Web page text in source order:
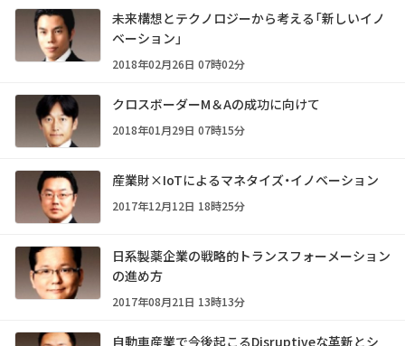
未来構想とテクノロジーから考える「新しいイノ
ベーション」
2018年02月26日 07時02分
クロスボーダーM＆Aの成功に向けて
2018年01月29日 07時15分
産業財×IoTによるマネタイズ・イノベーション
2017年12月12日 18時25分
日系製薬企業の戦略的トランスフォーメーション
の進め方
2017年08月21日 13時13分
自動車産業で今後起こるDisruptiveな革新とシ